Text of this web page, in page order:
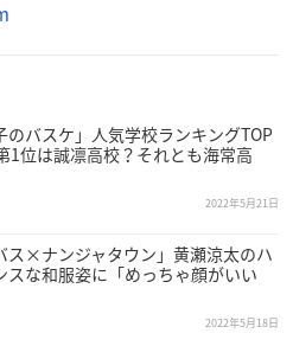
バスケ 巾着バッグ
のバスケ」人気学校ランキングTOP
1位は誠凛高校？それとも海常高
2022年5月21日
ス×ナンジャタウン」黄瀬涼太のハ
スな和服姿に「めっちゃ顔がいい
2022年5月18日